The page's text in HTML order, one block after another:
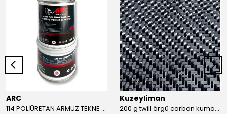
ARC
114 POLİÜRETAN ARMUZ TEKNE MACUNU TAKIM (BEYAZ)
Kuzeyliman
200 g twill örgü carbon kumaş m2